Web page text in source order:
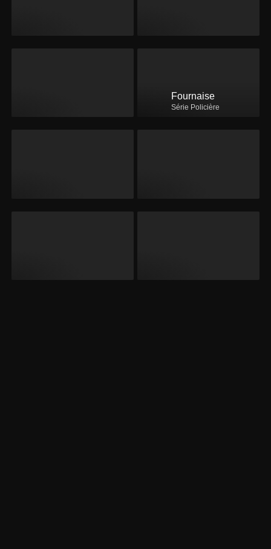
Fournaise
Série Policière